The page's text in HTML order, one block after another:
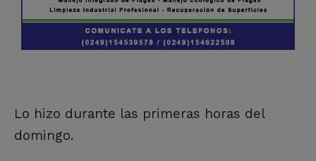
Lo hizo durante las primeras horas del
domingo.